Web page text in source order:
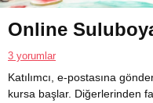
Online
3 yorumlar
Katılımcı, e-postasına
kursa başlar. Diğerlerinden